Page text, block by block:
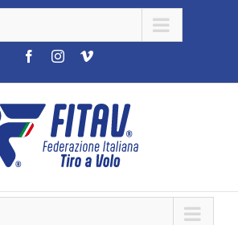
FacebookInstagramVimeo